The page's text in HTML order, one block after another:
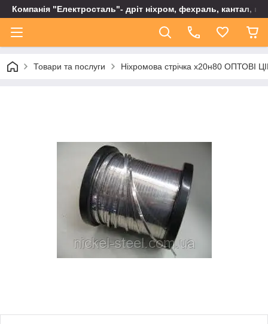
Компанія "Електросталь"- дріт ніхром, фехраль, кантал,
Товари та послуги Ніхромова стрічка x20н80 ОПТОВІ